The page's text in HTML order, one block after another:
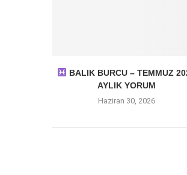
BALIK BURCU – TEMMUZ
AYLIK YORUM
Haziran 30, 2026